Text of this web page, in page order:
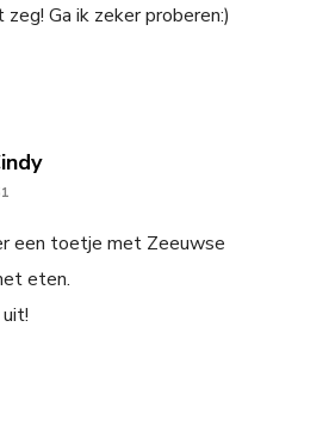
Ga ik zeker proberen:)
says:
een toetje met Zeeuwse
eten.